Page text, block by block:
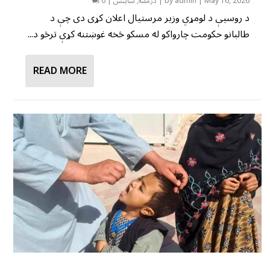
د روسیې د لومړي وزیر مرستیال اعلان کړی دی چې د
طالبانو حکومت چارواکو له مسکو څخه غوښتنه کړې ترڅو د...
READ MORE